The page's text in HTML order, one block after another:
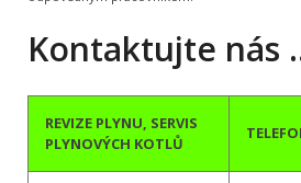
Kontaktujte nás
REVIZE PLYNU, SERVIS
PLYNOVÝCH KOTLŮ